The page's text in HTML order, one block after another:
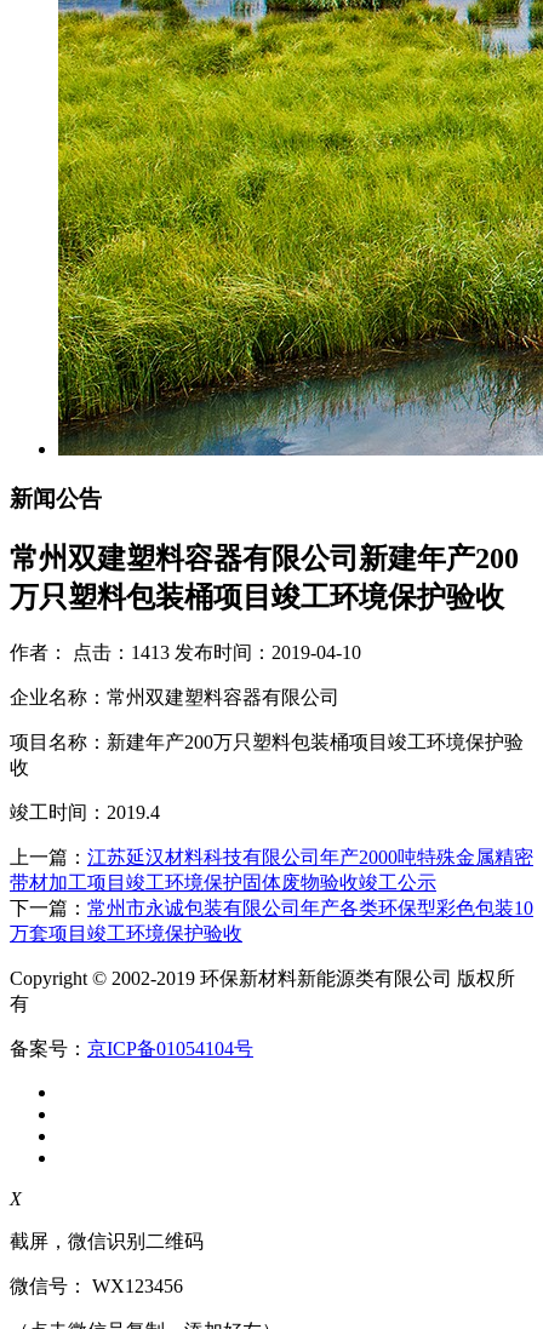
新闻公告
常州双建塑料容器有限公司新建年产200
万只塑料包装桶项目竣工环境保护验收
作者： 点击：1413 发布时间：2019-04-10
企业名称：常州双建塑料容器有限公司
项目名称：新建年产200万只塑料包装桶项目竣工环境保护验
收
竣工时间：2019.4
上一篇： 江苏延汉材料科技有限公司年产2000吨特殊金属精密
带材加工项目竣工环境保护固体废物验收竣工公示
下一篇： 常州市永诚包装有限公司年产各类环保型彩色包装10
万套项目竣工环境保护验收
Copyright © 2002-2019 环保新材料新能源类有限公司 版权所
有
备案号： 京ICP备01054104号
X
截屏，微信识别二维码
微信号： WX123456